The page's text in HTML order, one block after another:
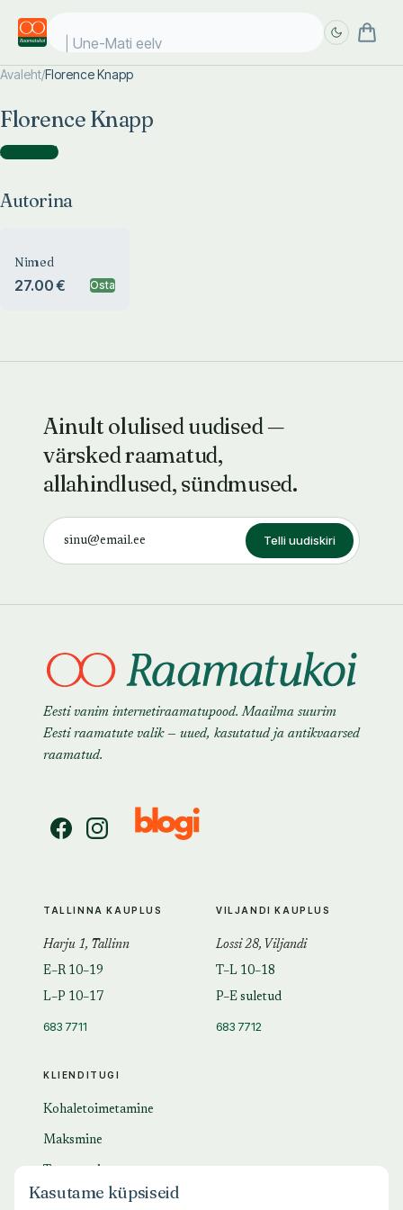
Une-Mati eelvi
Avaleht/Florence Knapp
Florence Knapp
Autorina )
Autorina
Nimed
27.00 € Osta
Ainult olulised uudised —
värsked raamatud,
allahindlused, sündmused.
Telli uudiskiri
Eesti vanim internetiraamatupood. Maailma suurim
Eesti raamatute valik — uued, kasutatud ja antikvaarsed
raamatud.
KLIENDITUGI
Kohaletoimetamine
Maksmine
KKK
TALLINNA KAUPLUS
Harju 1, Tallinn
E–R 10–19
L–P 10–17
683 7711
VILJANDI KAUPLUS
Lossi 28, Viljandi
T–L 10–18
P–E suletud
683 7712
Kasutame küpsiseid